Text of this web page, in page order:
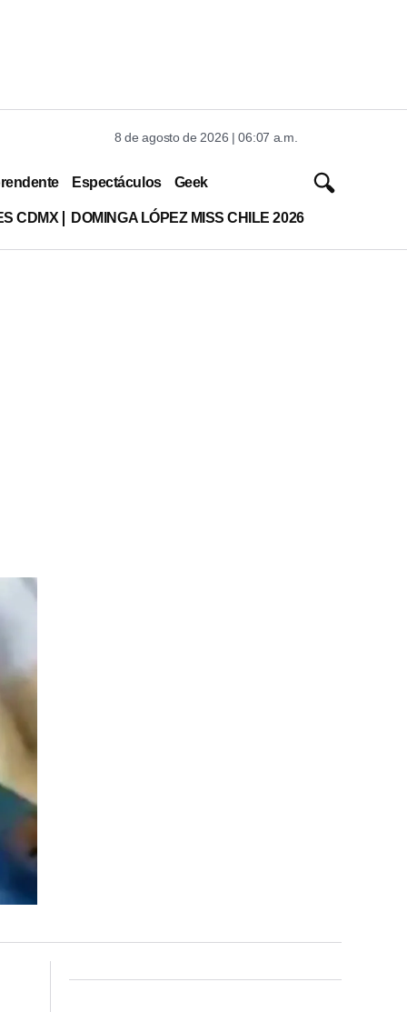
8 de agosto de 2026 | 06:07 a.m.
Espectáculos Geek
CDMX DOMINGA LÓPEZ MISS CHILE 2026